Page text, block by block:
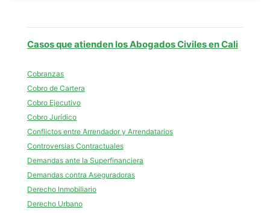
Casos que atienden los Abogados Civiles en Cali
Cobranzas
Cobro de Cartera
Cobro Ejecutivo
Cobro Jurídico
Conflictos entre Arrendador y Arrendatarios
Controversias Contractuales
Demandas ante la Superfinanciera
Demandas contra Aseguradoras
Derecho Inmobiliario
Derecho Urbano